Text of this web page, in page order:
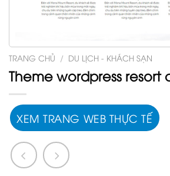
TRANG CHỦ / DU LỊCH - KHÁCH SẠN
Theme wordpress resort
XEM TRANG WEB THỰC TẾ